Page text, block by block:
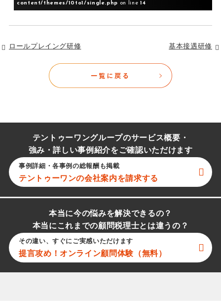
content/themes/10to1/single.php on line 14
ロールプレイング研修 基本接遇研修
テントゥーワングループのサービス概要・
強み・詳しい事例紹介をご確認いただけます
事例詳細・各事例の総報酬も掲載
テントゥーワンの会社案内を請求する
本当に今の悩みを解決できるの？
本当にこれまでの顧問税理士とは違うの？
その違い、すぐにご実感いただけます
提言攻め！オンライン顧問体験（無料）